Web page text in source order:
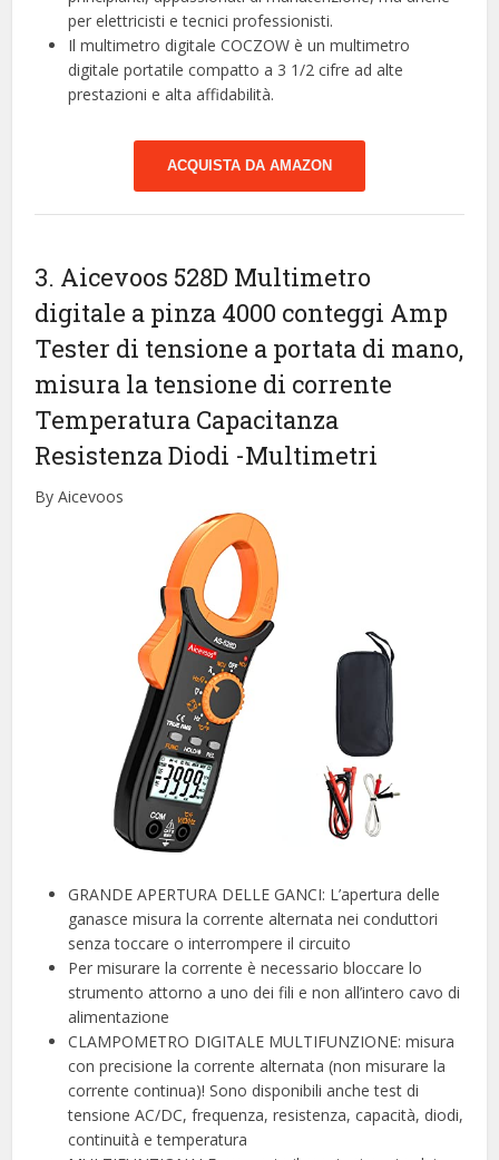
per elettricisti e tecnici professionisti.
Il multimetro digitale COCZOW è un multimetro
digitale portatile compatto a 3 1/2 cifre ad alte
prestazioni e alta affidabilità.
ACQUISTA DA AMAZON
3. Aicevoos 528D Multimetro
digitale a pinza 4000 conteggi Amp
Tester di tensione a portata di mano,
misura la tensione di corrente
Temperatura Capacitanza
Resistenza Diodi -Multimetri
By Aicevoos
GRANDE APERTURA DELLE GANCI: L’apertura delle
ganasce misura la corrente alternata nei conduttori
senza toccare o interrompere il circuito
Per misurare la corrente è necessario bloccare lo
strumento attorno a uno dei fili e non all’intero cavo di
alimentazione
CLAMPOMETRO DIGITALE MULTIFUNZIONE: misura
con precisione la corrente alternata (non misurare la
corrente continua)! Sono disponibili anche test di
tensione AC/DC, frequenza, resistenza, capacità, diodi,
continuità e temperatura